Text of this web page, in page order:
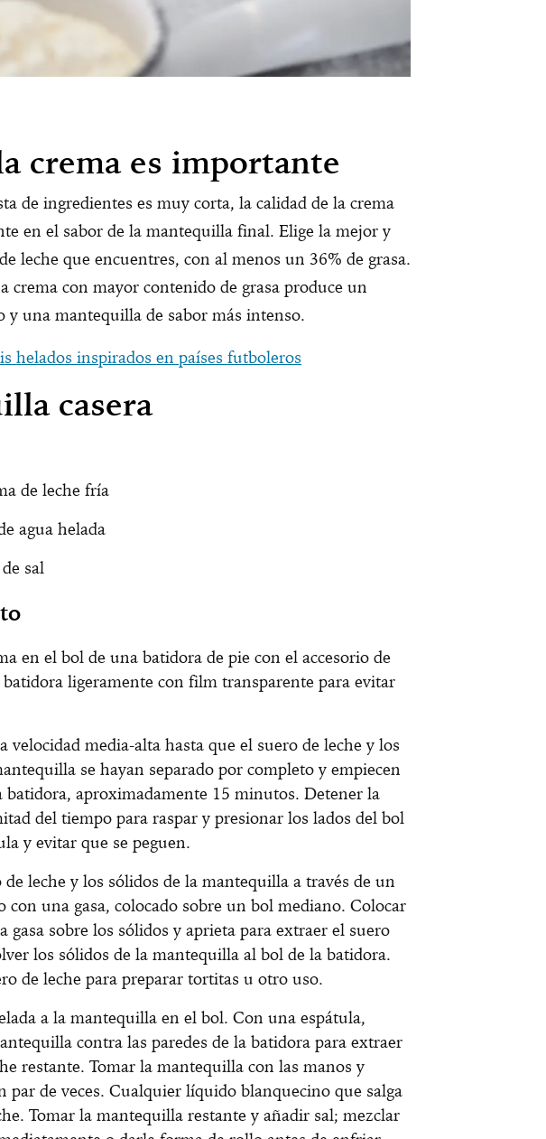
crema es importante
de ingredientes es muy corta, la calidad de la crema
en el sabor de la mantequilla final. Elige la mejor y
leche que encuentres, con al menos un 36% de grasa.
crema con mayor contenido de grasa produce un
una mantequilla de sabor más intenso.
helados inspirados en países futboleros
casera
de leche fría
agua helada
sal
en el bol de una batidora de pie con el accesorio de
ligeramente con film transparente para evitar
velocidad media-alta hasta que el suero de leche y los
se hayan separado por completo y empiecen
batidora, aproximadamente 15 minutos. Detener la
del tiempo para raspar y presionar los lados del bol
y evitar que se peguen.
leche y los sólidos de la mantequilla a través de un
con una gasa, colocado sobre un bol mediano. Colocar
gasa sobre los sólidos y aprieta para extraer el suero
los sólidos de la mantequilla al bol de la batidora.
de leche para preparar tortitas u otro uso.
a la mantequilla en el bol. Con una espátula,
contra las paredes de la batidora para extraer
restante. Tomar la mantequilla con las manos y
par de veces. Cualquier líquido blanquecino que salga
Tomar la mantequilla restante y añadir sal; mezclar